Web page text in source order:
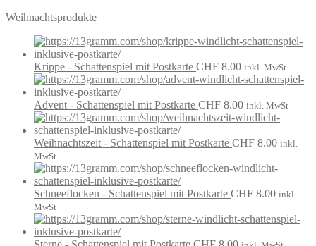
Weihnachtsprodukte
Krippe - Schattenspiel mit Postkarte CHF 8.00 inkl. MwSt
Advent - Schattenspiel mit Postkarte CHF 8.00 inkl. MwSt
Weihnachtszeit - Schattenspiel mit Postkarte CHF 8.00 inkl.
MwSt
Schneeflocken - Schattenspiel mit Postkarte CHF 8.00 inkl.
MwSt